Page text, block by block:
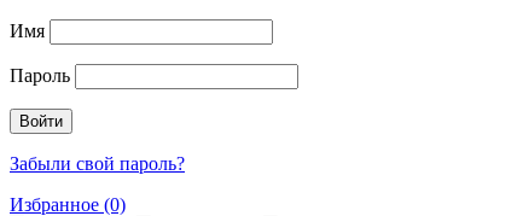
Имя
Пароль
Забыли свой пароль?
Избранное (0)